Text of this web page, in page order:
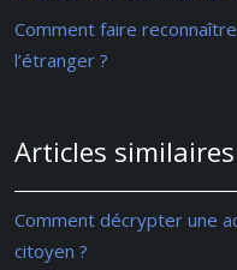
Comment faire
l’étranger ?
Articles similaires
Comment décrypter une
citoyen ?